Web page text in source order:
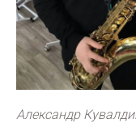
Александр